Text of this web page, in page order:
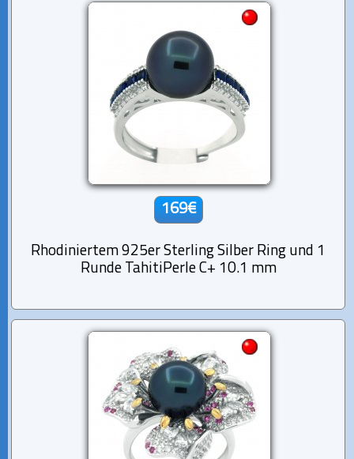
169€
Rhodiniertem 925er Sterling Silber Ring und 1
Runde TahitiPerle C+ 10.1 mm